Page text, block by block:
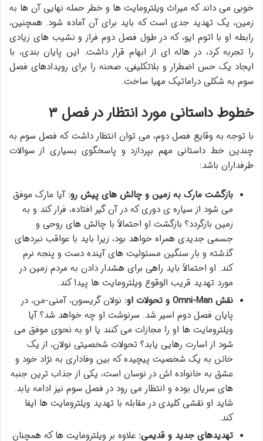
خوبی می داند که میراث ویلترومایت ها و خطر حمله نهایی آن ها به
زمین، یک تهدید جدی است که باید برای آن آماده شود. همچنین،
رابطه او با اتوم ایو، که در طول فصل دوم فراز و نشیب های زیادی
را تجربه کرد، در هاله ای از ابهام قرار داشت. این پایان بندی، با
ایجاد یک حس اضطرار و بلاتکلیفی، صحنه را برای رویدادهای فصل
سوم به شکلی دراماتیک مهیا ساخت.
خطوط داستانی مورد انتظار در فصل ۳
با توجه به وقایع فصل دوم، می توان انتظار داشت که فصل سوم به
چندین خط داستانی مهم بپردازد و پاسخگوی بسیاری از سوالات
طرفداران باشد:
بازگشت مارک به زمین و چالش های پیش رو: آیا مارک موفق
می شود از سیاره ی دوری که در آن گیر افتاده، فرار کند و به
زمین بازگردد؟ بازگشت او احتمالاً با چالش های روحی و
جسمی جدیدی همراه خواهد بود، زیرا باید با عواقب نبردهای
گذشته و بار سنگین مسئولیت های آینده دست و پنجه نرم
کند. او احتمالاً باید راهی برای هشدار دادن به مردم زمین در
مورد تهدید قریب الوقوع ویلترومایت ها پیدا کند.
نقش Omni-Man و تحولات او:
نولان گریسون، آمنی-من، در
پایان فصل دوم اسیر شد. سرنوشت او چه خواهد شد؟ آیا
ویلترومایت ها او را مجازات می کنند یا او به نحوی موفق می
شود از اسارت رهایی یابد؟ تحولات شخصیتی نولان، از یک
خائن به یک شخصیت پیچیده که بین وفاداری به نژاد خود و
عشق به خانواده اش در نوسان است، یکی از جذاب ترین جنبه
های سریال بوده و انتظار می رود در فصل سوم نیز ادامه یابد.
شاید او نقشی کلیدی در مقابله با تهدید ویلترومایت ها ایفا
کند.
تهدیدهای جدید و قدیمی: علاوه بر ویلترومایت ها که همچنان